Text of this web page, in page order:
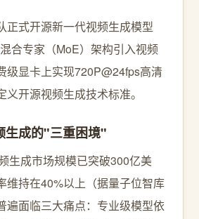
正式开源新一代视频生成模型
合专家（MoE）架构引入视频
级显卡上实现720P@24fps高清
开源视频生成技术标准。
生成的"三重困境"
生成市场规模已突破300亿美
维持在40%以上（据量子位智库
遍面临三大痛点：专业级模型依